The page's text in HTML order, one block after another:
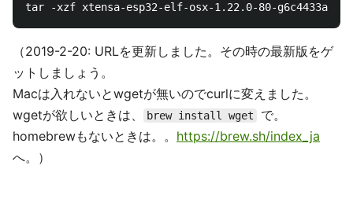
（2019-2-20: URLを更新しました。その時の最新版をゲ
ットしましょう。
Macは入れないとwgetが無いのでcurlに変えました。
wgetが欲しいときは、
brew install wget
で。
homebrewもないときは。。 https://brew.sh/index_ja
へ。）